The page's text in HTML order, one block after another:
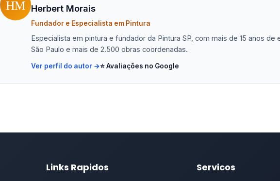
HM Herbert Morais
Fundador e Especialista em Pintura
Especialista em pintura e fundador da Pintura SP, com mais de 15 anos
São Paulo e mais de 2.500 obras coordenadas.
Ver perfil do autor →⭐ Avaliações no Google
Links Rapidos Servicos